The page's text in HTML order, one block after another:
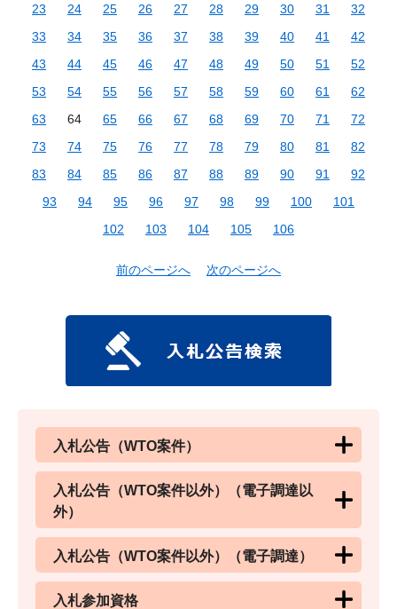
23
24 25 26 27 28 29 30 31
32
33
34 35 36 37 38 39 40 41
42
43
44 45 46 47 48 49 50 51
52
53
54 55 56 57 58 59 60 61
62
63
64 65 66 67 68 69 70 71
72
73
74 75 76 77 78 79 80 81
82
83
84 85 86 87 88 89 90 91
92
93
94 95 96 97 98 99 100
101
102
103 104 105 106
前のページへ 次のページへ
入札公告（WTO案件）
入札公告（WTO案件以外）（電子調達以
外）
入札公告（WTO案件以外）（電子調達）
入札参加資格